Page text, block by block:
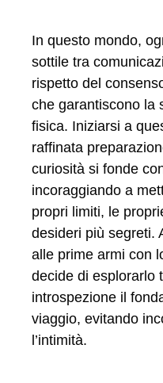
In questo mondo,
sottile tra
rispetto del
che garantiscono la
fisica. Iniziarsi a
raffinata
curiosità si fonde
incoraggiando a
propri limiti, le
desideri più segreti.
alle prime armi con
decide di esplorarlo
introspezione il
viaggio, evitando
l’intimità.